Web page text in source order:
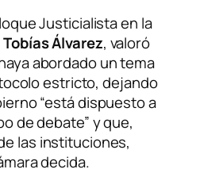
Justicialista en la
Álvarez, valoró
abordado un tema
estricto, dejando
“está dispuesto a
de debate” y que,
las instituciones,
decida.